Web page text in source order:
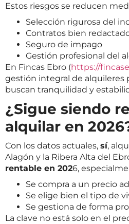
Estos riesgos se reducen
Selección rigurosa del
Contratos bien
Seguro de impago
Gestión profesional del
En Fincas Ebro (https://
gestión integral de alquileres
buscan tranquilidad y
¿Sigue siendo
alquilar en
Con los datos actuales, sí,
Alagón y la Ribera Alta del
rentable en 2026,
Se compra a un precio
Se elige bien el tipo de
Se gestiona de forma
La clave no está solo en el